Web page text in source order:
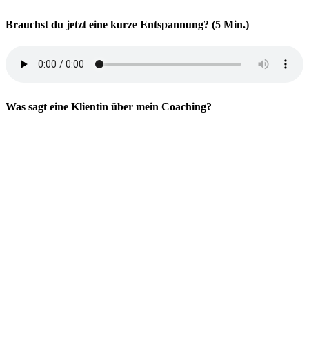
Brauchst du jetzt eine kurze Entspannung? (5 Min.)
Was sagt eine Klientin über mein Coaching?